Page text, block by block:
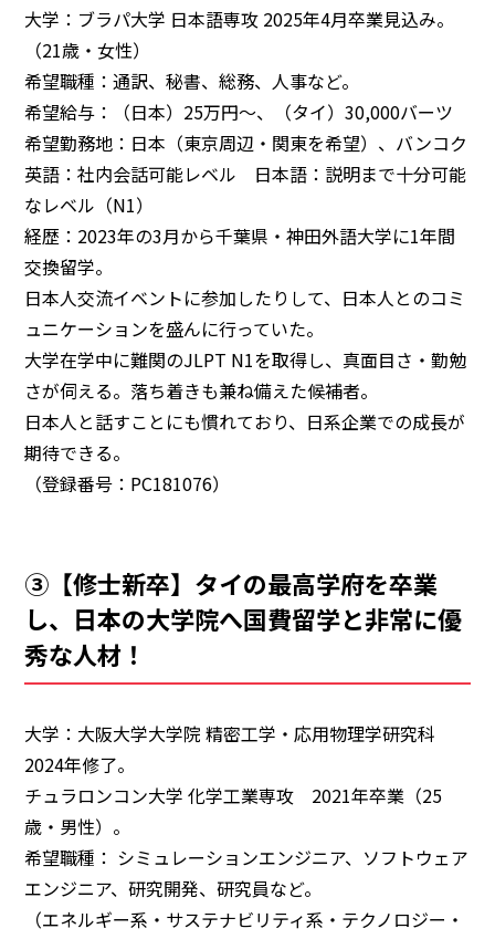
大学：ブラパ大学 日本語専攻 2025年4月卒業見込み。
（21歳・女性）
希望職種：通訳、秘書、総務、人事など。
希望給与：（日本）25万円～、（タイ）30,000バーツ
希望勤務地：日本（東京周辺・関東を希望）、バンコク
英語：社内会話可能レベル 日本語：説明まで十分可能
なレベル（N1）
経歴：2023年の3月から千葉県・神田外語大学に1年間
交換留学。
日本人交流イベントに参加したりして、日本人とのコミ
ュニケーションを盛んに行っていた。
大学在学中に難関のJLPT N1を取得し、真面目さ・勤勉
さが伺える。落ち着きも兼ね備えた候補者。
日本人と話すことにも慣れており、日系企業での成長が
期待できる。
（登録番号：PC181076）
③【修士新卒】タイの最高学府を卒業
し、日本の大学院へ国費留学と非常に優
秀な人材！
大学：大阪大学大学院 精密工学・応用物理学研究科
2024年修了。
チュラロンコン大学 化学工業専攻 2021年卒業（25
歳・男性）。
希望職種： シミュレーションエンジニア、ソフトウェア
エンジニア、研究開発、研究員など。
（エネルギー系・サステナビリティ系・テクノロジー・